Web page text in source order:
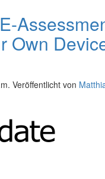
Own
Veröffentlicht von